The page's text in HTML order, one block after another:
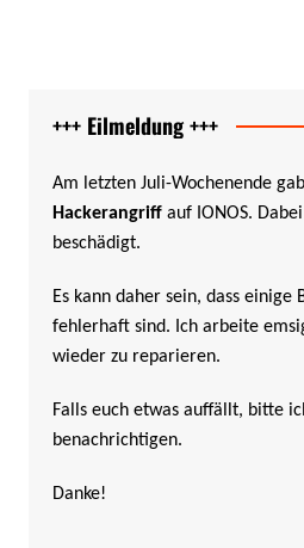
+++ Eilmeldung +++
Am letzten Juli-Wochenende
Hackerangriffauf IONOS.
beschädigt.
Es kann daher sein, dass
fehlerhaft sind. Ich arbeite
wieder zu reparieren.
Falls euch etwas auffällt, bitte
benachrichtigen.
Danke!